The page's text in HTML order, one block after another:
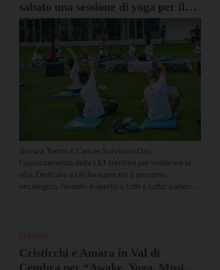
sabato una sessione di yoga per il
“Cancer Survivors Day”
Torna a Trento il Cancer Survivors Day,
l’appuntamento della LILT trentina per celebrare la
vita. Dedicato a chi ha superato il percorso
oncologico, l’evento è aperto a tutti e tutte: pazienti
Cristicchi e Amara in Val di